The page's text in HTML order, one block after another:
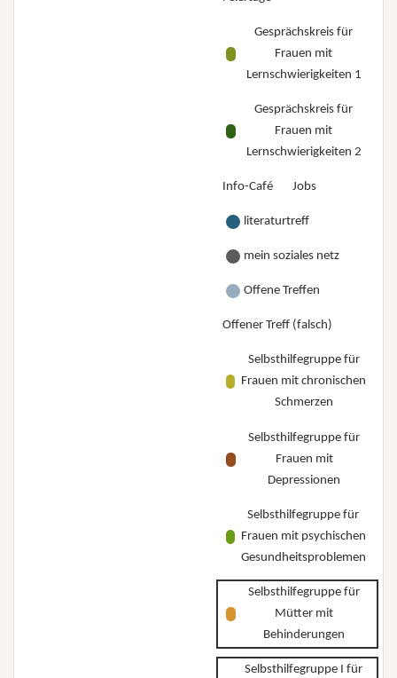
Gesprächskreis für
Frauen mit
Lernschwierigkeiten 1
Gesprächskreis für
Frauen mit
Lernschwierigkeiten 2
Info-Café Jobs
literaturtreff
mein soziales netz
Offene Treffen
Offener Treff (falsch)
Selbsthilfegruppe für
Frauen mit chronischen
Schmerzen
Selbsthilfegruppe für
Frauen mit
Depressionen
Selbsthilfegruppe für
Frauen mit psychischen
Gesundheitsproblemen
Selbsthilfegruppe für
Mütter mit
Behinderungen
Selbsthilfegruppe I für